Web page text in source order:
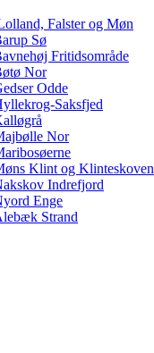
Falster og Møn
Sø
Fritidsområde
Nor
Odde
Saksfjed
Nor
Klint og Klinteskoven
Indrefjord
Enge
Strand